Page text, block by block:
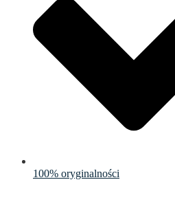
100% oryginalności